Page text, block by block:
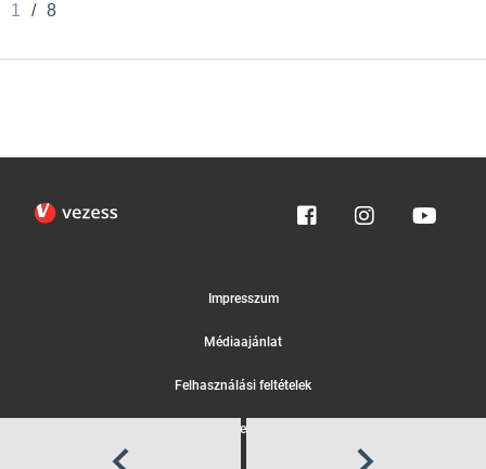
1 / 8
Impresszum
Médiaajánlat
Felhasználási feltételek
Egyedi adatkezelési tájékoztató